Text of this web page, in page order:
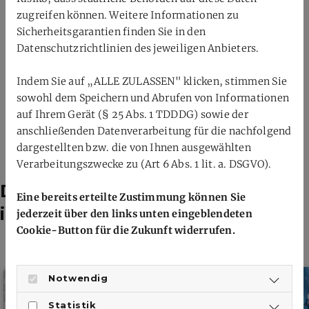
ZURÜCK
Zur BWF-Spielerprofilseite von Katharina
Das könnte dich auch
interessieren
zugreifen können. Weitere Informationen zu
Sicherheitsgarantien finden Sie in den
Datenschutzrichtlinien des jeweiligen Anbieters.
Indem Sie auf „ALLE ZULASSEN" klicken, stimmen Sie
sowohl dem Speichern und Abrufen von Informationen
auf Ihrem Gerät (§ 25 Abs. 1 TDDDG) sowie der
anschließenden Datenverarbeitung für die nachfolgend
dargestellten bzw. die von Ihnen ausgewählten
Verarbeitungszwecke zu (Art 6 Abs. 1 lit. a. DSGVO).
Eine bereits erteilte Zustimmung können Sie
jederzeit über den links unten eingeblendeten
Cookie-Button für die Zukunft widerrufen.
Notwendig
Statistik